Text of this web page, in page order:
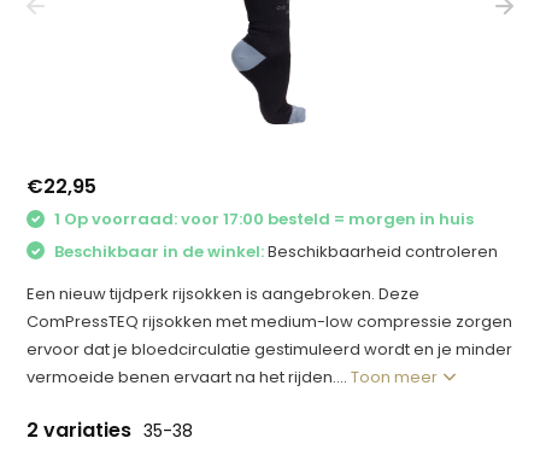
€22,95
1 Op voorraad: voor 17:00 besteld = morgen in huis
Beschikbaar in de winkel:Beschikbaarheid controleren
Een nieuw tijdperk rijsokken is aangebroken. Deze
ComPressTEQ rijsokken met medium-low compressie zorgen
ervoor dat je bloedcirculatie gestimuleerd wordt en je minder
vermoeide benen ervaart na het rijden....Toon meer
2 variaties 35-38